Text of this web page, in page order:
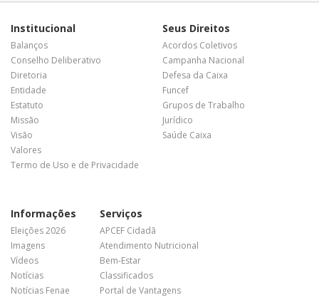
Institucional
Balanços
Conselho Deliberativo
Diretoria
Entidade
Estatuto
Missão
Visão
Valores
Termo de Uso e de Privacidade
Seus Direitos
Acordos Coletivos
Campanha Nacional
Defesa da Caixa
Funcef
Grupos de Trabalho
Jurídico
Saúde Caixa
Informações
Eleições 2026
Imagens
Vídeos
Notícias
Notícias Fenae
Serviços
APCEF Cidadã
Atendimento Nutricional
Bem-Estar
Classificados
Portal de Vantagens